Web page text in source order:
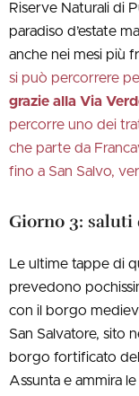
Riserve Naturali di
paradiso d’estate
anche nei mesi più
si può percorrere
grazie alla Via
percorre uno dei
che parte da
fino a San Salvo,
Giorno 3:
Le ultime tappe di
prevedono
con il borgo
San Salvatore, sito
borgo fortificato del
Assunta e ammira